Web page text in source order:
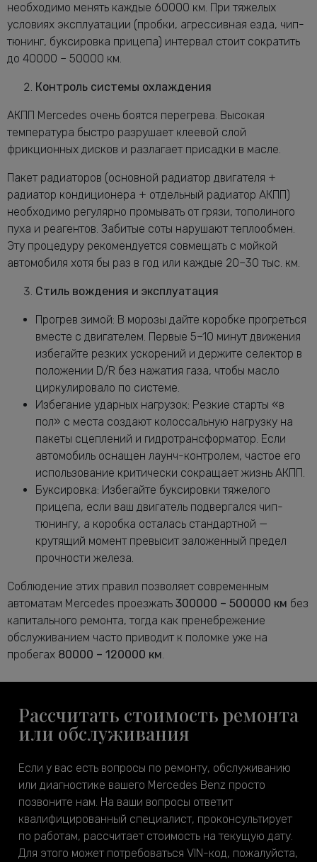
необходимо менять каждые 60000 км. При тяжелых
условиях эксплуатации (пробки, агрессивная езда, чип-
тюнинг, буксировка прицепа) интервал стоит сократить
до 40000 – 50000 км.
Контроль системы охлаждения
АКПП Mercedes очень боятся перегрева. Высокая
температура быстро разрушает клеевой слой
фрикционных дисков и разлагает присадки в масле.
Пакет радиаторов (основной радиатор двигателя +
радиатор кондиционера + отдельный радиатор АКПП)
необходимо регулярно промывать от грязи, тополиного
пуха и реагентов. Забитые соты нарушают теплообмен.
Эту процедуру рекомендуется совмещать с мойкой
автомобиля хотя бы раз в год или каждые 20–30 тыс. км.
Стиль вождения и эксплуатация
Прогрев зимой: В морозы дайте коробке прогреться
вместе с двигателем. Первые 5–10 минут движения
избегайте резких ускорений и держите селектор в
положении D/R без нажатия газа, чтобы масло
циркулировало по системе.
Избегание ударных нагрузок: Резкие старты «в
пол» с места создают колоссальную нагрузку на
пакеты сцеплений и гидротрансформатор. Если
автомобиль оснащен лаунч-контролем, частое его
использование критически сокращает жизнь АКПП.
Буксировка: Избегайте буксировки тяжелого
прицепа, если ваш двигатель подвергался чип-
тюнингу, а коробка осталась стандартной —
крутящий момент превысит заложенный предел
прочности железа.
Соблюдение этих правил позволяет современным
автоматам Mercedes проезжать 300000 – 500000 км без
капитального ремонта, тогда как пренебрежение
обслуживанием часто приводит к поломке уже на
пробегах 80000 – 120000 км.
Рассчитать стоимость ремонта
или обслуживания
Если у вас есть вопросы по ремонту, обслуживанию
или диагностике вашего Mercedes Benz просто
позвоните нам. На ваши вопросы ответит
квалифицированный специалист, проконсультирует
по работам, рассчитает стоимость на текущую дату.
Для этого может потребоваться VIN-код, пожалуйста,